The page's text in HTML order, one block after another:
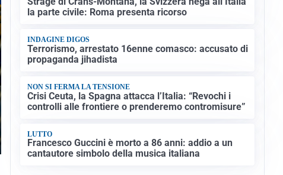
la parte civile: Roma presenta ricorso
INDAGINE DIGOS
Terrorismo, arrestato 16enne comasco: accusato di
propaganda jihadista
NON SI FERMA LA TENSIONE
Crisi Ceuta, la Spagna attacca l’Italia: “Revochi i
controlli alle frontiere o prenderemo contromisure”
LUTTO
Francesco Guccini è morto a 86 anni: addio a un
cantautore simbolo della musica italiana